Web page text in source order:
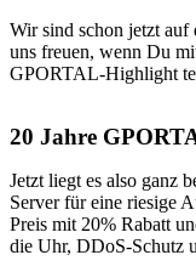
Wir sind schon jetzt auf
uns freuen, wenn Du
GPORTAL-Highlight
20 Jahre
Jetzt liegt es also ganz
Server für eine riesige
Preis mit 20% Rabatt
die Uhr, DDoS-Schutz